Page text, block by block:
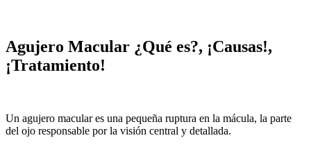
Agujero Macular ¿Qué es?, ¡Causas!,
¡Tratamiento!
Un agujero macular es una pequeña ruptura en la mácula, la parte
del ojo responsable por la visión central y detallada.